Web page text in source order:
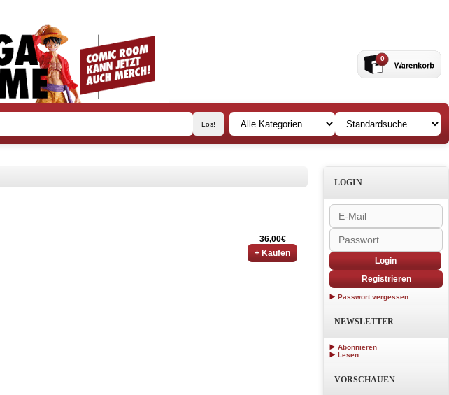
0
36,00€
+ Kaufen
LOGIN
Login
Registrieren
Passwort vergessen
NEWSLETTER
Abonnieren
Lesen
VORSCHAUEN